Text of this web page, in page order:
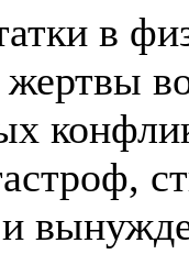
в
жертвы